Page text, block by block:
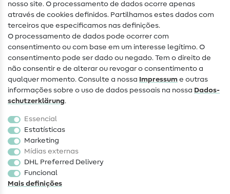
Ajuda e contacto
Contacto
Mudança de proprietário
Perguntas frequentes (FAQ)
Direito de cancelamento
Popular
Tecidos
Acessórios de costura
Promoção
nosso site. O processamento de dados ocorre apenas
através de cookies definidos. Partilhamos estes dados com
terceiros que especificamos nas definições.
O processamento de dados pode ocorrer com
consentimento ou com base em um interesse legítimo. O
consentimento pode ser dado ou negado. Tem o direito de
não consentir e de alterar ou revogar o consentimento a
qualquer momento. Consulte a nossa Impressum e outras
informações sobre o uso de dados pessoais na nossa Dados­
schutz­erklärung.
Essencial
Estatísticas
Marketing
Mídias externas
DHL Preferred Delivery
Funcional
Mais definições